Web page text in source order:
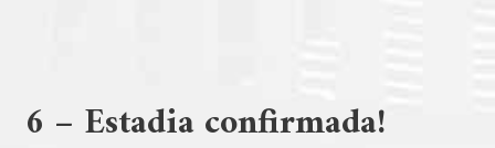
6 – Estadia confirmada!